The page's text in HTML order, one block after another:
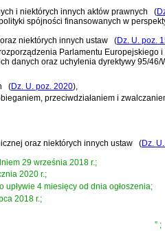
i niektórych innych aktów prawnych (
spójności finansowanych w
niektórych innych ustaw (Dz. U. poz.
Parlamentu
danych oraz uchylenia dyrektywy 95/
(Dz. U. poz. 2020)
przeciwdziałaniem i
oraz niektórych innych ustaw (Dz.
29 września 2018 r.;
2020 r.;
upływie 4 miesięcy od dnia ogłoszenia;
2018 r.;
” ;